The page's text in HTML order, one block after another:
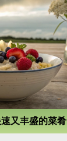
又丰盛的菜肴